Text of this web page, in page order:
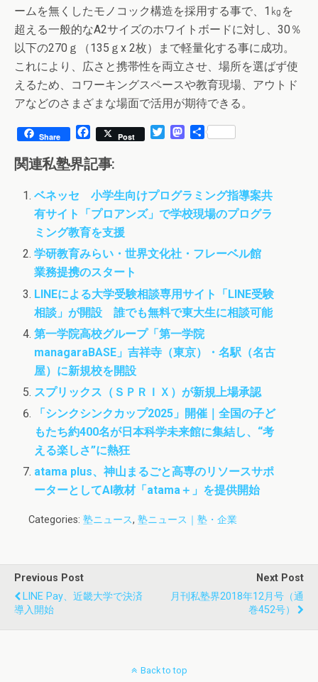
ームを無くしたモノコック構造を採用する事で、1㎏を
超える一般的なA2サイズのホワイトボードに対し、30％
以下の270ｇ（135ｇx 2枚）まで軽量化する事に成功。
これにより、広さと携帯性を両立させ、場所を選ばず使
えるため、コワーキングスペースや教育現場、アウトド
アなどのさまざまな場面で活用が期待できる。
Share
F
c
e
b
o
o
k
Post
t
e
r
M
o
d
o
共
関連私塾界記事:
ベネッセ 小学生向けプログラミング指導案共
有サイト「プロアンズ」で学校現場のプログラ
ミング教育を支援
学研教育みらい・世界文化社・フレーベル館
業務提携のスタート
LINEによる大学受験相談専用サイト「LINE受験
相談」が開設 誰でも無料で東大生に相談可能
第一学院高校グループ「第一学院
managaraBASE」吉祥寺（東京）・名駅（名古
屋）に新規校を開設
スプリックス（ＳＰＲＩＸ）が新規上場承認
「シンクシンクカップ2025」開催｜全国の子ど
もたち約400名が日本科学未来館に集結し、“考
える楽しさ”に熱狂
atama plus、神山まるごと高専のリソースサポ
ーターとしてAI教材「atama＋」を提供開始
Categories: 塾ニュース, 塾ニュース｜塾・企業
Previous Post
LINE Pay、近畿大学で決済
導入開始
Next Post
月刊私塾界2018年12月号（通
巻452号）
Back to top